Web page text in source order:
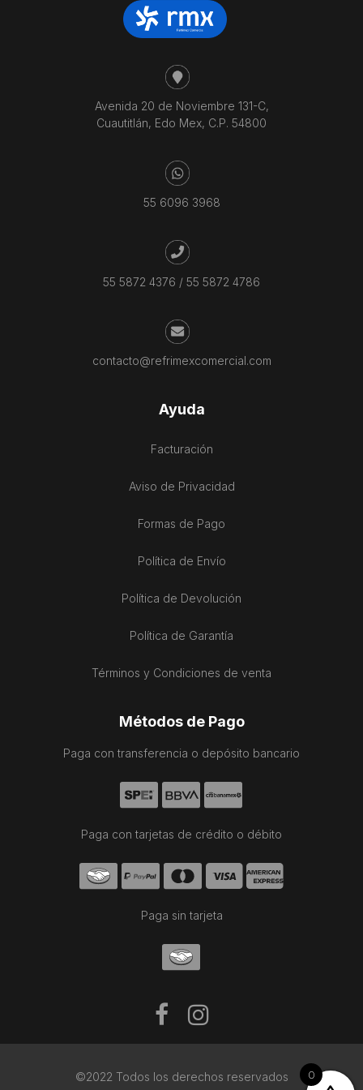
Avenida 20 de Noviembre 131-C,
Cuautitlán, Edo Mex, C.P. 54800
55 6096 3968
55 5872 4376 / 55 5872 4786
contacto@refrimexcomercial.com
Ayuda
Facturación
Aviso de Privacidad
Formas de Pago
Política de Envío
Política de Devolución
Política de Garantía
Términos y Condiciones de venta
Métodos de Pago
Paga con transferencia o depósito bancario
Paga con tarjetas de crédito o débito
Paga sin tarjeta
©2022 Todos los derechos reservados 0